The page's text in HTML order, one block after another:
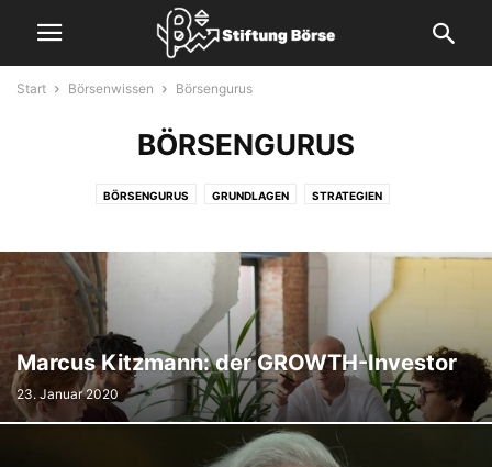
Start Börsenwissen Börsengurus
BÖRSENGURUS
BÖRSENGURUS GRUNDLAGEN STRATEGIEN
Marcus Kitzmann: der GROWTH-Investor
23. Januar 2020